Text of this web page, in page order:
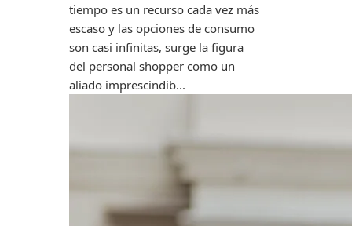
tiempo es un recurso cada vez más
escaso y las opciones de consumo
son casi infinitas, surge la figura
del personal shopper como un
aliado imprescindib...